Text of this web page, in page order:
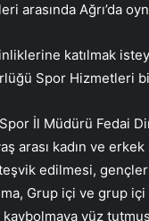
​​arasında Ağrı’da
katılmak
Spor Hizmetleri
İl Müdürü Fedai
arası kadın ve
teşvik edilmesi,
Grup içi ve grup
yüz